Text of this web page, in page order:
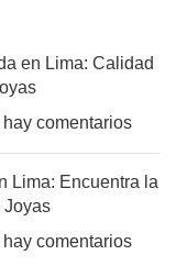
en Lima: Calidad
hay comentarios
Lima: Encuentra la
Joyas
hay comentarios